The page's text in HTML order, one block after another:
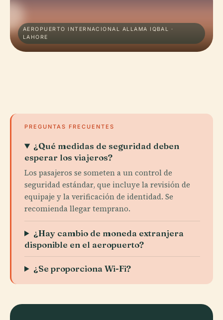
AEROPUERTO INTERNACIONAL ALLAMA IQBAL ·
LAHORE
PREGUNTAS FRECUENTES
¿Qué medidas de seguridad deben
esperar los viajeros?
Los pasajeros se someten a un control de
seguridad estándar, que incluye la revisión de
equipaje y la verificación de identidad. Se
recomienda llegar temprano.
¿Hay cambio de moneda extranjera
disponible en el aeropuerto?
¿Se proporciona Wi-Fi?